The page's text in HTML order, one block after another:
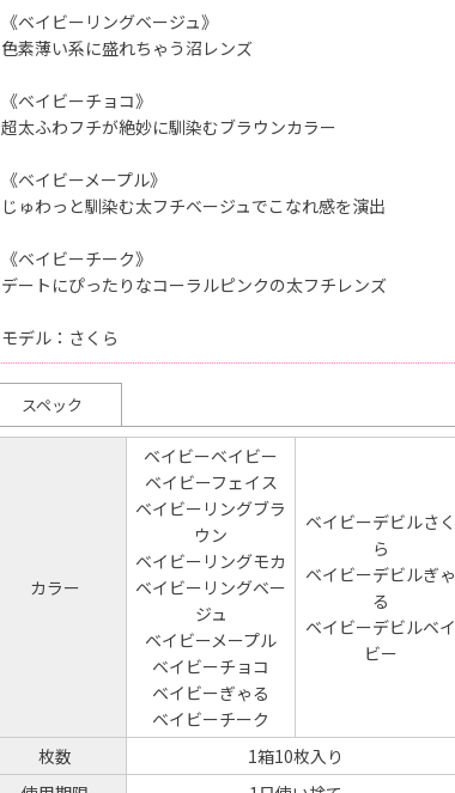
《ベイビーリングベージュ》
色素薄い系に盛れちゃう沼レンズ
《ベイビーチョコ》
超太ふわフチが絶妙に馴染むブラウンカラー
《ベイビーメープル》
じゅわっと馴染む太フチベージュでこなれ感を演出
《ベイビーチーク》
デートにぴったりなコーラルピンクの太フチレンズ
モデル：さくら
スペック
カラー
ベイビーベイビー
ベイビーフェイス
ベイビーリングブラ
ウン
ベイビーリングモカ
ベイビーリングベー
ジュ
ベイビーメープル
ベイビーチョコ
ベイビーぎゃる
ベイビーチーク
ベイビーデビルさく
ら
ベイビーデビルぎゃ
る
ベイビーデビルベイ
ビー
枚数
1箱10枚入り